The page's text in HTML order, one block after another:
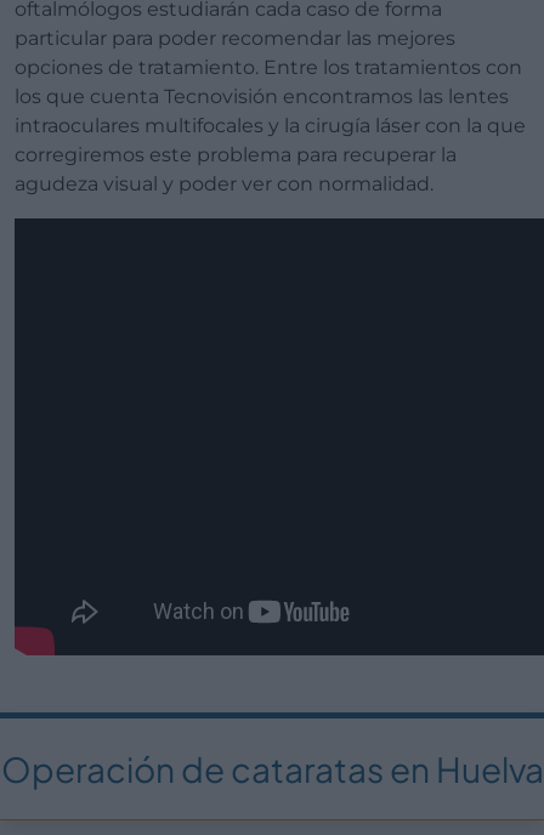
oftalmólogos estudiarán cada caso de forma
particular para poder recomendar las mejores
opciones de tratamiento. Entre los tratamientos con
los que cuenta Tecnovisión encontramos las lentes
intraoculares multifocales y la cirugía láser con la que
corregiremos este problema para recuperar la
agudeza visual y poder ver con normalidad.
Operación de cataratas en Huelva